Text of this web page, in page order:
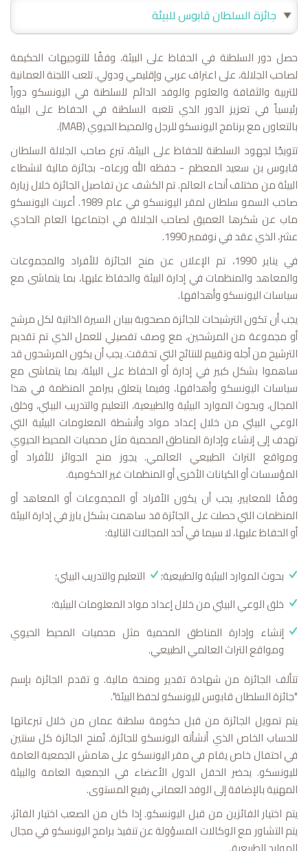
جائزة السلطان قابوس للبيئة
حصل دور السلطنة في الحفاظ على البيئة، وفقًا للتوجيهات الحكيمة
لصاحب الجلالة، على اعتراف عربي وإقليمي ودولي. تلعب اللجنة العمانية
للتربية والثقافة والعلوم والوفد الدائم للسلطنة في اليونسكو دوراً
رئيسياً في تعزيز الدور الذي تلعبه السلطنة في الحفاظ على البيئة
بالتعاون مع برنامج اليونسكو للرجل والمحيط الحيوي (MAB).
تتويجًا لجهود السلطنة للحفاظ على البيئة، تبرع صاحب الجلالة السلطان
قابوس بن سعيد المعظم - حفظه الله ورعاه- بجائزة مالية لنشطاء
البيئة من مختلف أنحاء العالم. تم الكشف عن تفاصيل الجائزة خلال زيارة
صاحب السمو سلطان لمقر اليونسكو في عام 1989. أعربت اليونسكو
ماب عن شكرها العميق لصاحب الجلالة في اجتماعها العام الحادي
عشر، الذي عقد في نوفمبر 1990.
في يناير 1990، تم الإعلان عن منح الجائزة للأفراد والمجموعات
والمعاهد والمنظمات في إدارة البيئة والحفاظ عليها، بما يتماشى مع
سياسات اليونسكو وأهدافها.
يجب أن تكون الترشيحات للجائزة مصحوبة ببيان السيرة الذاتية لكل مرشح
أو مجموعة من المرشحين، مع وصف تفصيلي للعمل الذي تم تقديم
الترشيح من أجله وتقييم للنتائج التي تحققت. يجب أن يكون المرشحون قد
ساهموا بشكل كبير في إدارة أو الحفاظ على البيئة، بما يتماشى مع
سياسات اليونسكو وأهدافها، وفيما يتعلق ببرامج المنظمة في هذا
المجال، وبحوث الموارد البيئية والطبيعية، التعليم والتدريب البيئي، وخلق
الوعي البيئي من خلال إعداد مواد وأنشطة المعلومات البيئية التي
تهدف إلى إنشاء وإدارة المناطق المحمية مثل محميات المحيط الحيوي
ومواقع التراث الطبيعي العالمي. يجوز منح الجوائز للأفراد أو
المؤسسات أو الكيانات الأخرى أو المنظمات غير الحكومية.
وفقًا للمعايير، يجب أن يكون الأفراد أو المجموعات أو المعاهد أو
المنظمات التي حصلت على الجائزة قد ساهمت بشكل بارز في إدارة البيئة
أو الحفاظ عليها، لا سيما في أحد المجالات التالية:
بحوث الموارد البيئية والطبيعية؛
التعليم والتدريب البيئي؛
خلق الوعي البيئي من خلال إعداد مواد المعلومات البيئية؛
إنشاء وإدارة المناطق المحمية مثل محميات المحيط الحيوي
ومواقع التراث العالمي الطبيعي.
تتألف الجائزة من شهادة تقدير ومنحة مالية. و تقدم الجائزة بإسم
"جائزة السلطان قابوس لليونسكو لحفظ البيئة".
يتم تمويل الجائزة من قبل حكومة سلطنة عمان من خلال تبرعاتها
للحساب الخاص الذي أنشأته اليونسكو للجائزة. تُمنح الجائزة كل سنتين
في احتفال خاص يقام في مقر اليونسكو على هامش الجمعية العامة
لليونسكو. يحضر الحفل الدول الأعضاء في الجمعية العامة والبيئة
المهنية بالإضافة إلى الوفد العماني رفيع المستوى.
يتم اختيار الفائزين من قبل اليونسكو. إذا كان من الصعب اختيار الفائز،
يتم التشاور مع الوكالات المسؤولة عن تنفيذ برامج اليونسكو في مجال